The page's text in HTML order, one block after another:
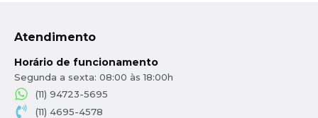
Atendimento
Horário de funcionamento
Segunda a sexta: 08:00 às 18:00h
(11) 94723-5695
(11) 4695-4578